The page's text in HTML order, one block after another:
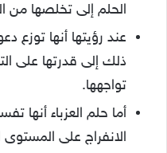
الحلم إلى تخلصها من
عند رؤيتها أنها توزع
ذلك إلى قدرتها على
تواجهها.
أما حلم العزباء أنها
الانفراج على